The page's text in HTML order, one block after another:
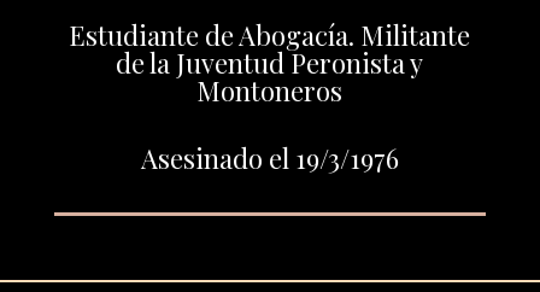
Estudiante de Abogacía. Militante
de la Juventud Peronista y
Montoneros
Asesinado el 19/3/1976